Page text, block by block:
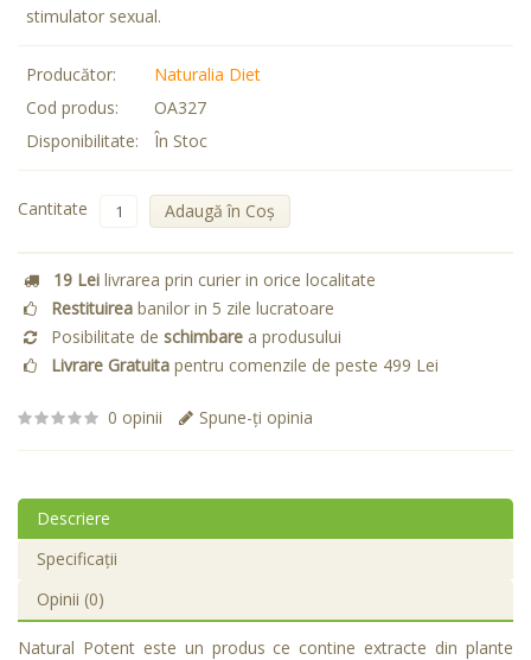
stimulator sexual.
Producător:
Naturalia Diet
Cod produs:
OA327
Disponibilitate:
În Stoc
Cantitate Adaugă în Coş
19 Lei livrarea prin curier in orice localitate
Restituirea banilor in 5 zile lucratoare
Posibilitate de schimbare a produsului
Livrare Gratuita pentru comenzile de peste 499 Lei
0 opinii Spune-ţi opinia
Descriere
Specificaţii
Opinii (0)
Natural Potent este un produs ce contine extracte din plante